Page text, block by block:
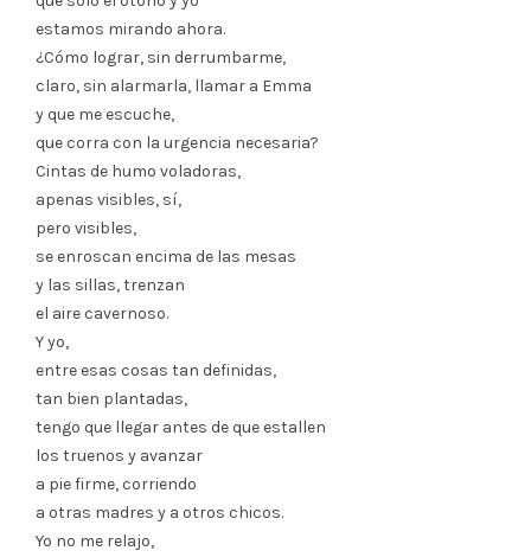
estamos mirando ahora.
¿Cómo lograr, sin derrumbarme,
claro, sin alarmarla, llamar a Emma
y que me escuche,
que corra con la urgencia necesaria?
Cintas de humo voladoras,
apenas visibles, sí,
pero visibles,
se enroscan encima de las mesas
y las sillas, trenzan
el aire cavernoso.
Y yo,
entre esas cosas tan definidas,
tan bien plantadas,
tengo que llegar antes de que estallen
los truenos y avanzar
a pie firme, corriendo
a otras madres y a otros chicos.
Yo no me relajo,